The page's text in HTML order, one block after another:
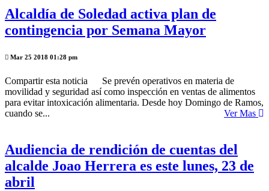
Alcaldía de Soledad activa plan de
contingencia por Semana Mayor
Mar 25 2018 01:28 pm
Compartir esta noticia Se prevén operativos en materia de
movilidad y seguridad así como inspección en ventas de alimentos
para evitar intoxicación alimentaria. Desde hoy Domingo de Ramos,
cuando se...
Ver Mas
Audiencia de rendición de cuentas del
alcalde Joao Herrera es este lunes, 23 de
abril